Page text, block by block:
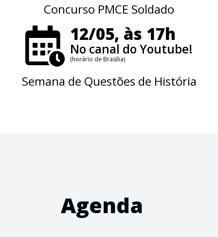
Concurso PMCE Soldado
12/05, às 17h
No canal do Youtube!
(horário de Brasília)
Semana de Questões de História
Agenda